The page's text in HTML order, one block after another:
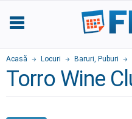
Acasă Locuri Baruri, Puburi
Torro Wine